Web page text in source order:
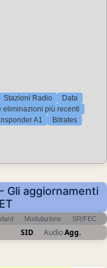
Stazioni Radio
Data
eliminazioni più recenti
A1 Bitrates
Gli aggiornamenti
Modulazione SR/FEC
SID AudioAgg.